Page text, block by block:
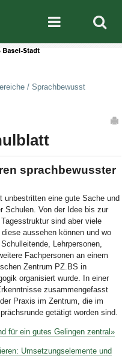
Mobile
/ Sprachbewusst
sprachbewusster
eine gute Sache und
Schulen. Von der Idee bis zur
sind aber viele
aussehen können und wo
Lehrpersonen,
Fachpersonen an einem
Zentrum PZ.BS in
organisiert wurde. In einer
zusammengefasst
Praxis im Zentrum, die im
getätigt worden sind.
für ein gutes Gelingen zentral»
Umsetzungselemente und